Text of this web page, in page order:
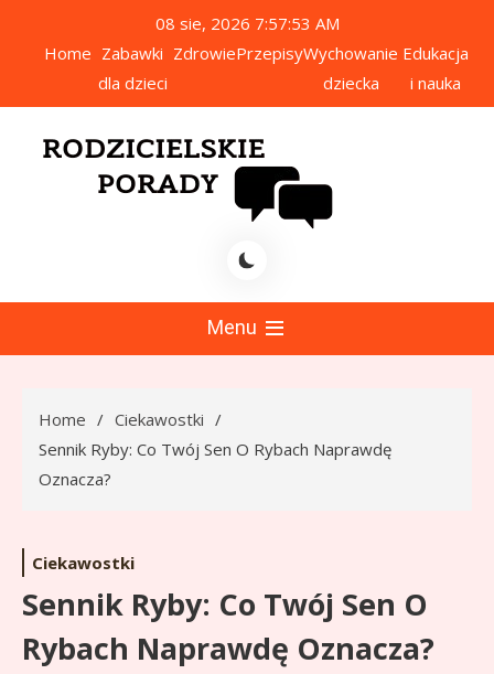
08 sie, 2026 7:57:54 AM
Home Zabawki
dla dzieci
ZdrowiePrzepisyWychowanie
dziecka
Edukacja
i nauka
Porady
Menu
Home
Ciekawostki
Sennik Ryby: Co Twój Sen O Rybach Naprawdę
Oznacza?
Ciekawostki
Sennik Ryby: Co Twój Sen O
Rybach Naprawdę Oznacza?